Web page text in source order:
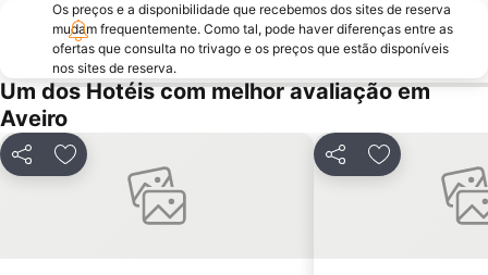
Farol da Barra
Castelo de Santa Maria da Feira
Praia da Barrinha
Parque Aquático Vaga Splash
Cascata da Cabreia
Senhora da Pedra
Praia da Granja
Lagoa da Barrinha de Mira
Convento Santa Cruz do Buçaco
Zoo de Lourosa - Parque Ornitológico
Mar e Sol Beach
Bioparque - Parque Florestal de Pisão
Os preços e a disponibilidade que recebemos dos sites de reserva
mudam frequentemente. Como tal, pode haver diferenças entre as
ofertas que consulta no trivago e os preços que estão disponíveis
nos sites de reserva.
Um dos Hotéis com melhor avaliação em
Aveiro
PartilharAdicionar aos favoritos PartilharAdicionar